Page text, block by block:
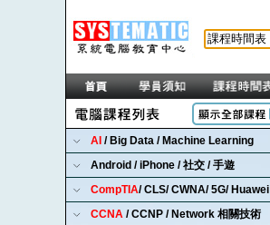
AI / Big Data / Machine Learning
Android / iPhone / 社交 / 手遊
CompTIA/ CLS/ CWNA/ 5G/ Huawei
CCNA / CCNP / Network 相關技術